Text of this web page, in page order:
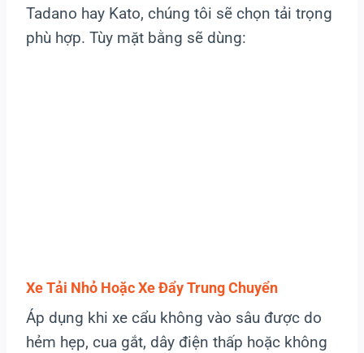
Tadano hay Kato, chúng tôi sẽ chọn tải trọng
phù hợp. Tùy mặt bằng sẽ dùng:
Xe Tải Nhỏ Hoặc Xe Đẩy Trung Chuyển
Áp dụng khi xe cẩu không vào sâu được do
hẻm hẹp, cua gắt, dây điện thấp hoặc không